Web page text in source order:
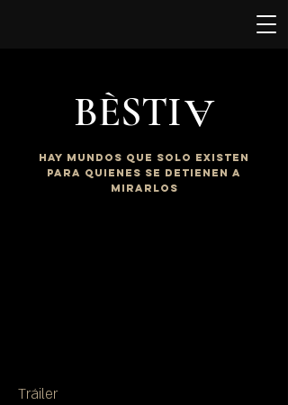
BÈSTIA
Hay mundos que solo existen
para quienES se detieneN a
mirarlos
Tráiler